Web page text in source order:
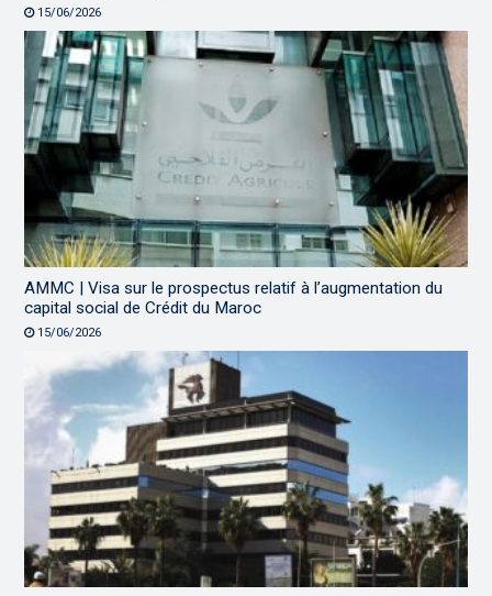
15/06/2026
AMMC | Visa sur le prospectus relatif à l’augmentation du
capital social de Crédit du Maroc
15/06/2026